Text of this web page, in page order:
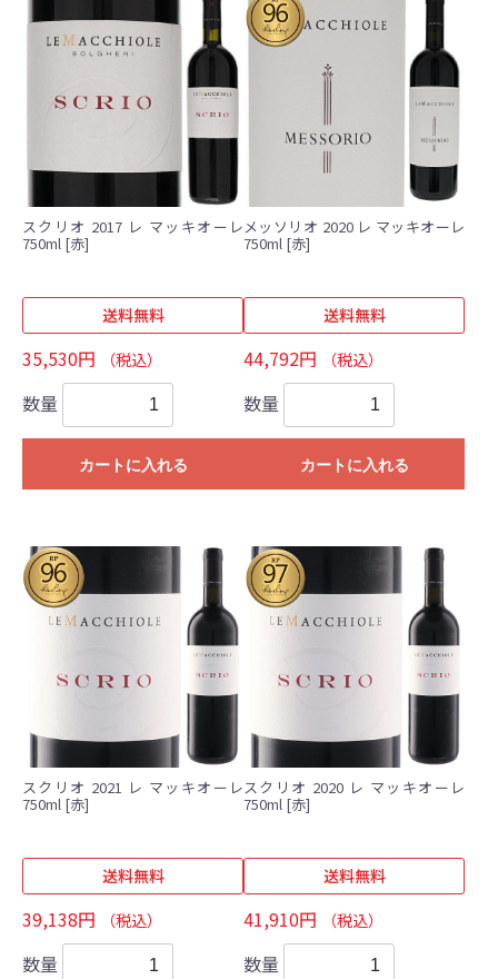
スクリオ 2017 レ マッキオーレ
750ml [赤]
送料無料
35,530円 （税込）
数量
カートに入れる
メッソリオ 2020 レ マッキオーレ
750ml [赤]
送料無料
44,792円 （税込）
数量
カートに入れる
スクリオ 2021 レ マッキオーレ
750ml [赤]
送料無料
39,138円 （税込）
数量
スクリオ 2020 レ マッキオーレ
750ml [赤]
送料無料
41,910円 （税込）
数量